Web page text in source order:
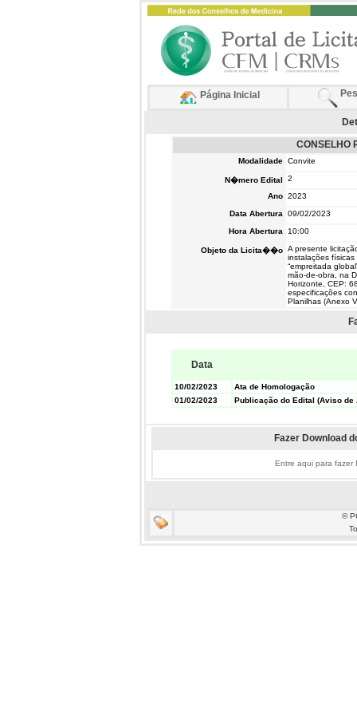
Página Inicial
CONSELHO
Modalidade Convite
N�mero Edital
2
Ano 2023
Data Abertura
09/02/2023
Hora Abertura
10:00
Objeto da Licita��o A presente
instalações
“empreitada
mão-de-obra, na
Horizonte, CEP:
especificações
Planilhas (Anexo
Data
10/02/2023
Ata de Homologação
01/02/2023
Publicação do Edital (Aviso de
Fazer Download
Entre aqui para fazer
©